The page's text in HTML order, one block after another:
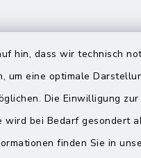
hin, dass wir technisch
um eine optimale
Die Einwilligung zur
wird bei Bedarf gesondert
finden Sie in
Barrierefreiheit